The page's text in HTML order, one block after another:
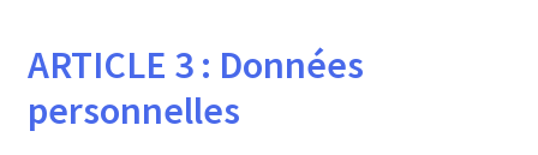
ARTICLE 3 : Données
personnelles